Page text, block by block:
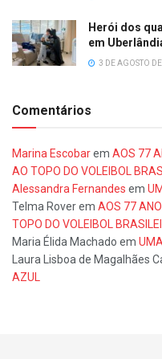
Herói dos
em
3 DE AGOSTO
Comentários
Marina Escobarem AOS 77
AO TOPO DO VOLEIBOL
Alessandra Fernandes em
Telma Roverem AOS 77
TOPO DO VOLEIBOL
Maria Élida Machado em
Laura Lisboa de Magalhães
AZUL